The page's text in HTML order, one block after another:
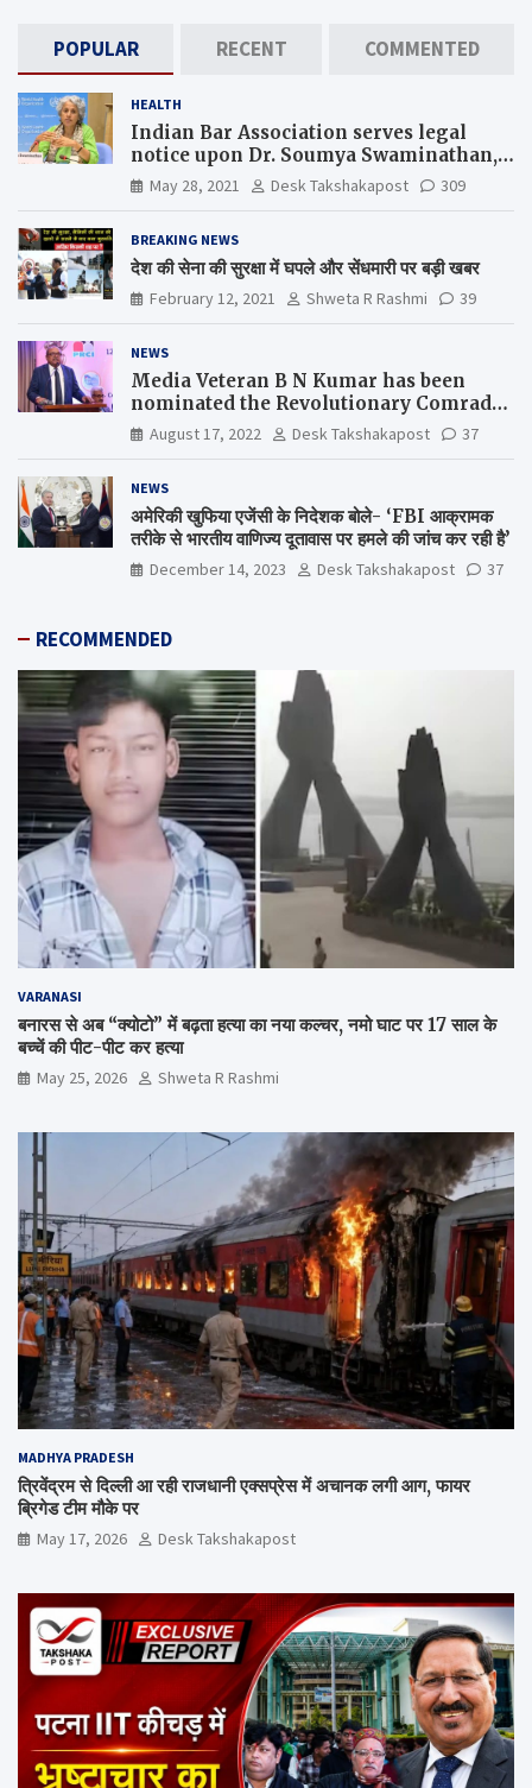
POPULAR RECENT COMMENTED
HEALTH
Indian Bar Association serves legal
notice upon Dr. Soumya Swaminathan,
the Chief Scientist, WHO
May 28, 2021 Desk Takshakapost 309
BREAKING NEWS
देश की सेना की सुरक्षा में घपले और सेंधमारी पर बड़ी खबर
February 12, 2021 Shweta R Rashmi 39
NEWS
Media Veteran B N Kumar has been
nominated the Revolutionary Comrade
Shiv Varma Media Award 2022-23
August 17, 2022 Desk Takshakapost 37
NEWS
अमेरिकी खुफिया एजेंसी के निदेशक बोले- ‘FBI आक्रामक
तरीके से भारतीय वाणिज्य दूतावास पर हमले की जांच कर रही है’
December 14, 2023 Desk Takshakapost 37
RECOMMENDED
VARANASI
बनारस से अब “क्योटो” में बढ़ता हत्या का नया कल्चर, नमो घाट पर 17 साल के
बच्चें की पीट-पीट कर हत्या
May 25, 2026 Shweta R Rashmi
MADHYA PRADESH
त्रिवेंद्रम से दिल्ली आ रही राजधानी एक्सप्रेस में अचानक लगी आग, फायर
ब्रिगेड टीम मौके पर
May 17, 2026 Desk Takshakapost